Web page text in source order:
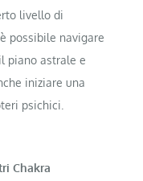
livello di
possibile navigare
piano astrale e
iniziare una
psichici.
Chakra